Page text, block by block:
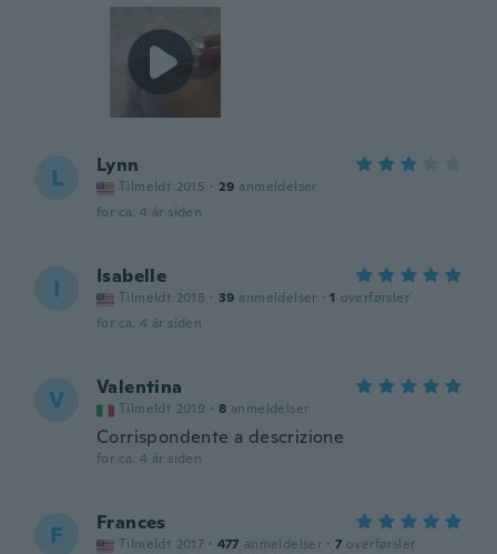
L Lynn
Tilmeldt 2015 · 29 anmeldelser
for ca. 4 år siden
I Isabelle
Tilmeldt 2018 · 39 anmeldelser · 1 overførsler
for ca. 4 år siden
V Valentina
Tilmeldt 2019 · 8 anmeldelser
Corrispondente a descrizione
for ca. 4 år siden
F Frances
Tilmeldt 2017 · 477 anmeldelser · 7 overførsler